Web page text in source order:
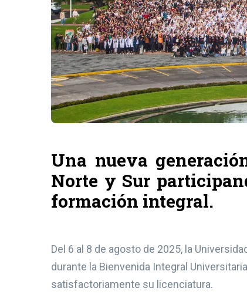
Una nueva
Norte y Sur
formación integral.
Del 6 al 8 de agosto de 2025, la
durante la Bienvenida Integral
satisfactoriamente su licenciatura.